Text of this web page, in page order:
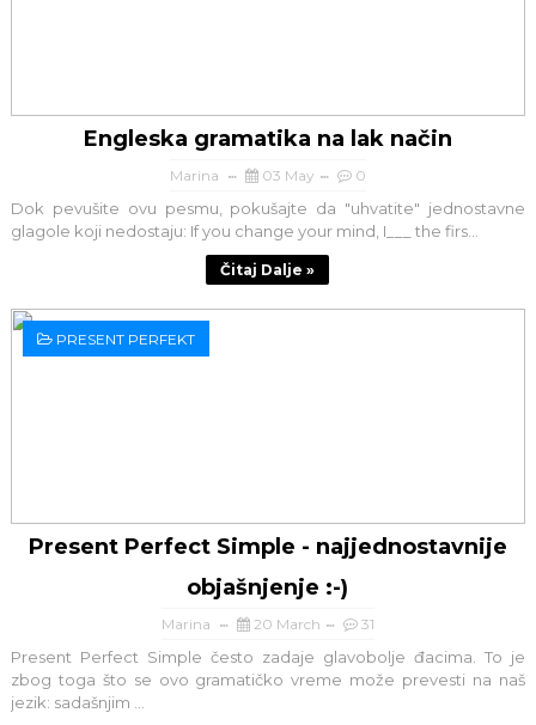
Engleska gramatika na lak način
Marina 03 May 0
Dok pevušite ovu pesmu, pokušajte da "uhvatite" jednostavne
glagole koji nedostaju: If you change your mind, I___ the firs...
Čitaj Dalje »
PRESENT PERFEKT
Present Perfect Simple - najjednostavnije
objašnjenje :-)
Marina 20 March 31
Present Perfect Simple često zadaje glavobolje đacima. To je
zbog toga što se ovo gramatičko vreme može prevesti na naš
jezik: sadašnjim ...